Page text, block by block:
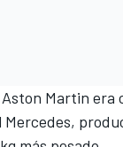
Martin era